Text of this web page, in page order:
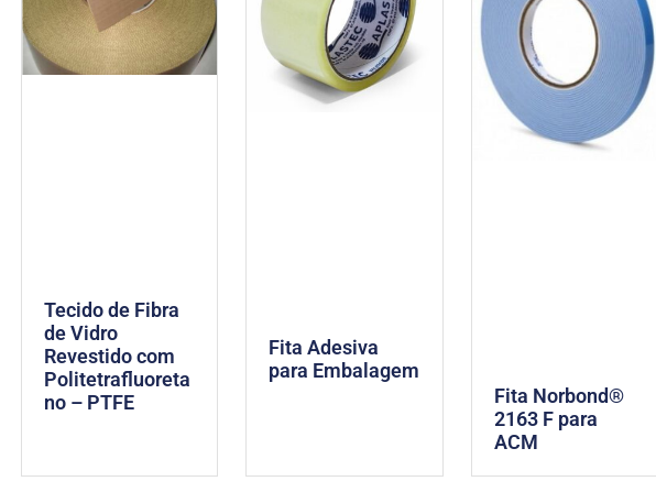
Tecido de Fibra
de Vidro
Revestido com
Politetrafluoreta
no – PTFE
Fita Adesiva
para Embalagem
Fita Norbond®
2163 F para
ACM